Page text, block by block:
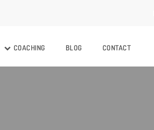
COACHING BLOG CONTACT